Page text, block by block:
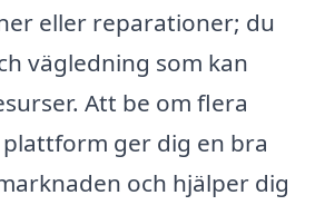
eller reparationer; du
vägledning som kan
Att be om flera
ger dig en bra
och hjälper dig